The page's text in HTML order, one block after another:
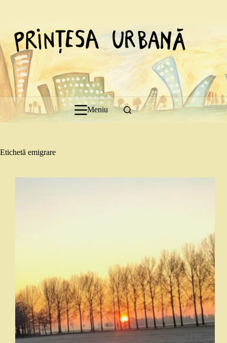
Meniu
Etichetă emigrare